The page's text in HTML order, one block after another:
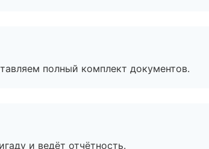
полный комплект документов.
и ведёт отчётность.